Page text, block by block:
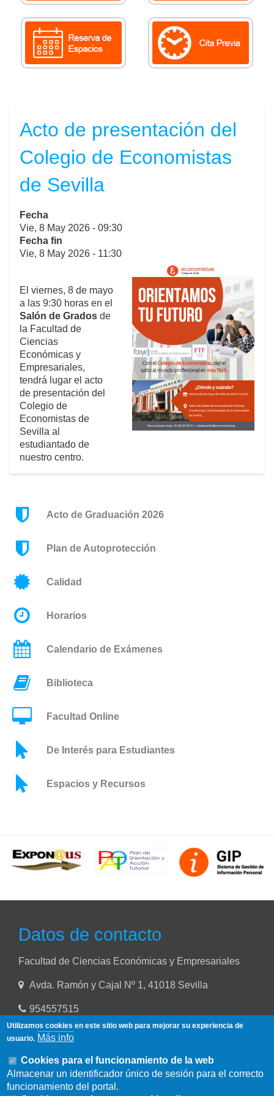
Acto de presentación del
Colegio de Economistas
de Sevilla
Fecha
Vie, 8 May 2026 - 09:30
Fecha fin
Vie, 8 May 2026 - 11:30
El viernes, 8 de mayo
a las 9:30 horas en el
Salón de Grados de
la Facultad de
Ciencias
Económicas y
Empresariales,
tendrá lugar el acto
de presentación del
Colegio de
Economistas de
Sevilla al
estudiantado de
nuestro centro.
Acto de Graduación 2026
Plan de Autoprotección
Calidad
Horarios
Calendario de Exámenes
Biblioteca
Facultad Online
De Interés para Estudiantes
Espacios y Recursos
Datos de contacto
Facultad de Ciencias Económicas y Empresariales
Avda. Ramón y Cajal Nº 1, 41018 Sevilla
954557515
Utilizamos cookies en este sitio web para mejorar su experiencia de
usuario. Más info
Cookies para el funcionamiento de la web
Almacenar un identificador único de sesión para el correcto
funcionamiento del portal.